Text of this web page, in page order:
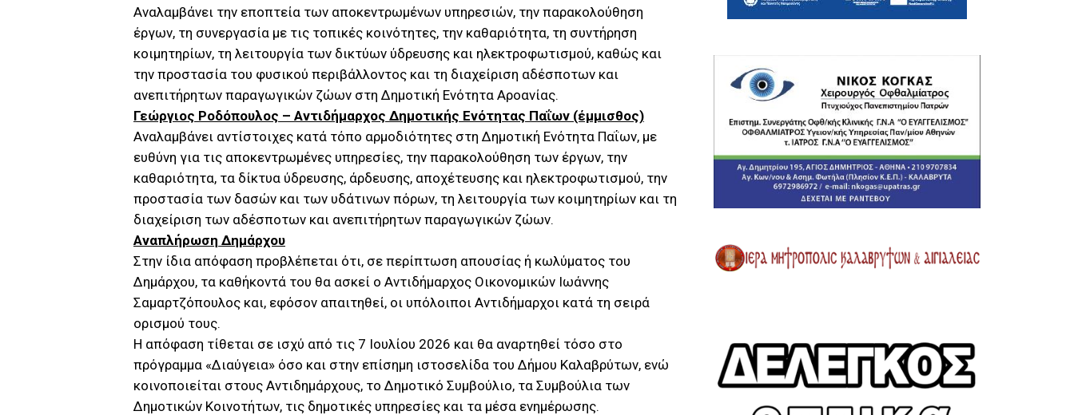
Αναλαμβάνει την εποπτεία των αποκεντρωμένων υπηρεσιών, την παρακολούθηση
έργων, τη συνεργασία με τις τοπικές κοινότητες, την καθαριότητα, τη συντήρηση
κοιμητηρίων, τη λειτουργία των δικτύων ύδρευσης και ηλεκτροφωτισμού, καθώς και
την προστασία του φυσικού περιβάλλοντος και τη διαχείριση αδέσποτων και
ανεπιτήρητων παραγωγικών ζώων στη Δημοτική Ενότητα Αροανίας.
Γεώργιος Ροδόπουλος – Αντιδήμαρχος Δημοτικής Ενότητας Παΐων (έμμισθος)
Αναλαμβάνει αντίστοιχες κατά τόπο αρμοδιότητες στη Δημοτική Ενότητα Παΐων, με
ευθύνη για τις αποκεντρωμένες υπηρεσίες, την παρακολούθηση των έργων, την
καθαριότητα, τα δίκτυα ύδρευσης, άρδευσης, αποχέτευσης και ηλεκτροφωτισμού, την
προστασία των δασών και των υδάτινων πόρων, τη λειτουργία των κοιμητηρίων και τη
διαχείριση των αδέσποτων και ανεπιτήρητων παραγωγικών ζώων.
Αναπλήρωση Δημάρχου
Στην ίδια απόφαση προβλέπεται ότι, σε περίπτωση απουσίας ή κωλύματος του
Δημάρχου, τα καθήκοντά του θα ασκεί ο Αντιδήμαρχος Οικονομικών Ιωάννης
Σαμαρτζόπουλος και, εφόσον απαιτηθεί, οι υπόλοιποι Αντιδήμαρχοι κατά τη σειρά
ορισμού τους.
Η απόφαση τίθεται σε ισχύ από τις 7 Ιουλίου 2026 και θα αναρτηθεί τόσο στο
πρόγραμμα «Διαύγεια» όσο και στην επίσημη ιστοσελίδα του Δήμου Καλαβρύτων, ενώ
κοινοποιείται στους Αντιδημάρχους, το Δημοτικό Συμβούλιο, τα Συμβούλια των
Δημοτικών Κοινοτήτων, τις δημοτικές υπηρεσίες και τα μέσα ενημέρωσης.